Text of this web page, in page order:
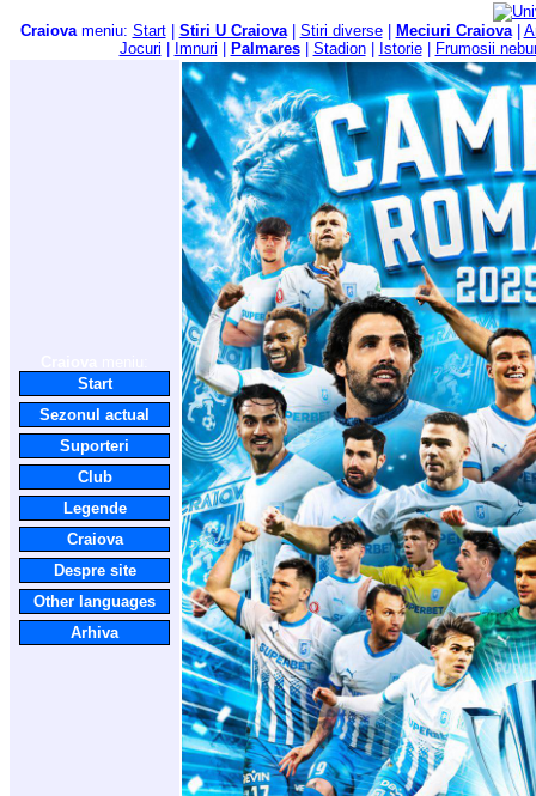
Craiovameniu: Start| Stiri U Craiova| Stiri diverse| Meciuri Craiova|
Jocuri
Imnuri Palmares| Stadion| Istorie| Frumosii
Start
Sezonul actual
Suporteri
Club
Legende
Craiova
Despre site
Other languages
Arhiva